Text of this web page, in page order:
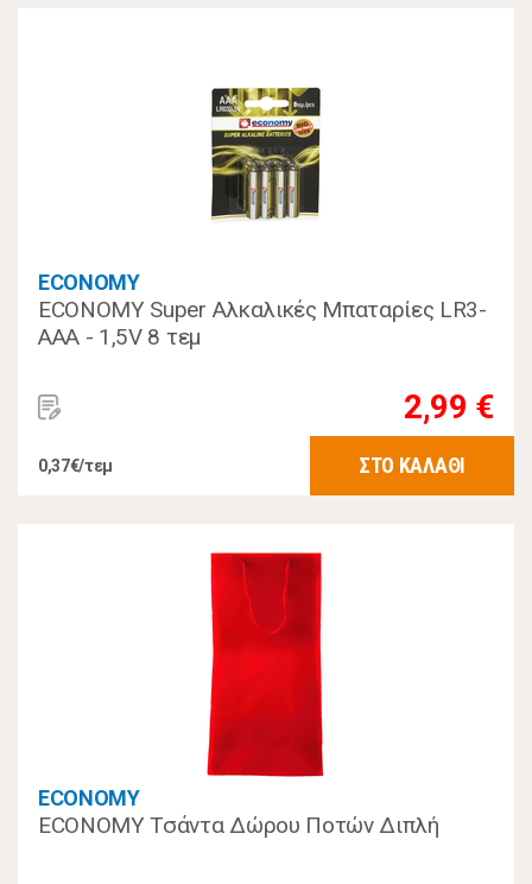
ECONOMY
ECONOMY Super Αλκαλικές Μπαταρίες LR3-
ΑAA - 1,5V 8 τεμ
2,99 €
0,37€/τεμ ΣΤΟ ΚΑΛΑΘΙ
ECONOMY
ECONOMY Τσάντα Δώρου Ποτών Διπλή